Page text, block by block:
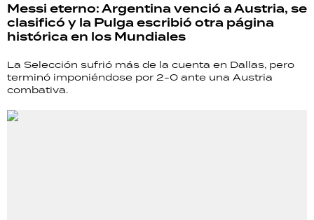
Messi eterno: Argentina venció a Austria, se
clasificó y la Pulga escribió otra página
histórica en los Mundiales
La Selección sufrió más de la cuenta en Dallas, pero
terminó imponiéndose por 2-0 ante una Austria
combativa.